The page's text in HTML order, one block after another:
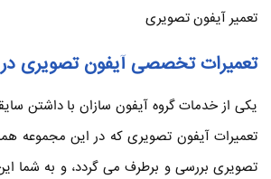
تعمیرات تخصصی آیفون تصویری در
یکی از خدمات گروه آیفون سازان با داشتن
تعمیرات آیفون تصویری که در این مجموعه
تصویری بررسی و برطرف می گردد، و به شما